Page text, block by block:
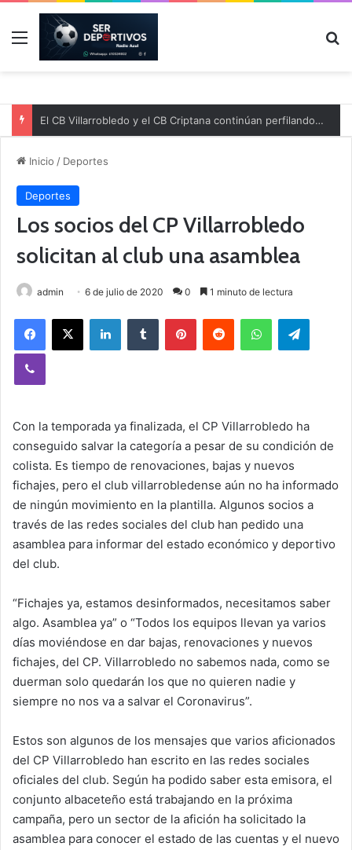
Menú
El CB Villarrobledo y el CB Criptana continúan perfilando sus plantillas
Inicio / Deportes
Deportes
Los socios del CP Villarrobledo
solicitan al club una asamblea
admin 6 de julio de 2020 0 1 minuto de lectura
Con la temporada ya finalizada, el CP Villarrobledo ha
conseguido salvar la categoría a pesar de su condición de
colista. Es tiempo de renovaciones, bajas y nuevos
fichajes, pero el club villarrobledense aún no ha informado
de ningún movimiento en la plantilla. Algunos socios a
través de las redes sociales del club han pedido una
asamblea para informar del estado económico y deportivo
del club.
“Fichajes ya, estamos desinformados, necesitamos saber
algo. Asamblea ya” o “Todos los equipos llevan ya varios
días moviéndose en dar bajas, renovaciones y nuevos
fichajes, del CP. Villarrobledo no sabemos nada, como se
duerman solo quedarán los que no quieren nadie y
siempre no nos va a salvar el Coronavirus”.
Estos son algunos de los mensajes que varios aficionados
del CP Villarrobledo han escrito en las redes sociales
oficiales del club. Según ha podido saber esta emisora, el
conjunto albaceteño está trabajando en la próxima
campaña, pero un sector de la afición ha solicitado la
asamblea para conocer el estado de las cuentas y el nuevo